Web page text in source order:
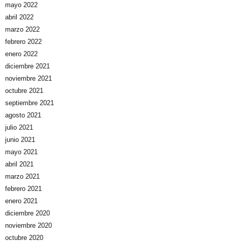
mayo 2022
abril 2022
marzo 2022
febrero 2022
enero 2022
diciembre 2021
noviembre 2021
octubre 2021
septiembre 2021
agosto 2021
julio 2021
junio 2021
mayo 2021
abril 2021
marzo 2021
febrero 2021
enero 2021
diciembre 2020
noviembre 2020
octubre 2020